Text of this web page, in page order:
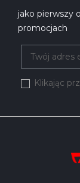
jako pierwszy
promocjach
Klikając